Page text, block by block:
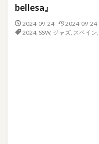
bellesa』
2024-09-24 2024-09-24
2024, SSW, ジャズ, スペイン,